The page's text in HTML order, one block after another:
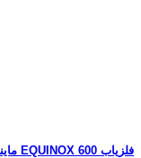
فلزیاب EQUINOX 600 ماینلب